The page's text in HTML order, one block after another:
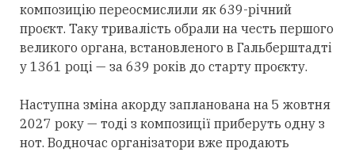
композицію переосмислили як 639-річний
проєкт. Таку тривалість обрали на честь першого
великого органа, встановленого в Гальберштадті
у 1361 році — за 639 років до старту проєкту.
Наступна зміна акорду запланована на 5 жовтня
2027 року — тоді з композиції приберуть одну з
нот. Водночас організатори вже продають